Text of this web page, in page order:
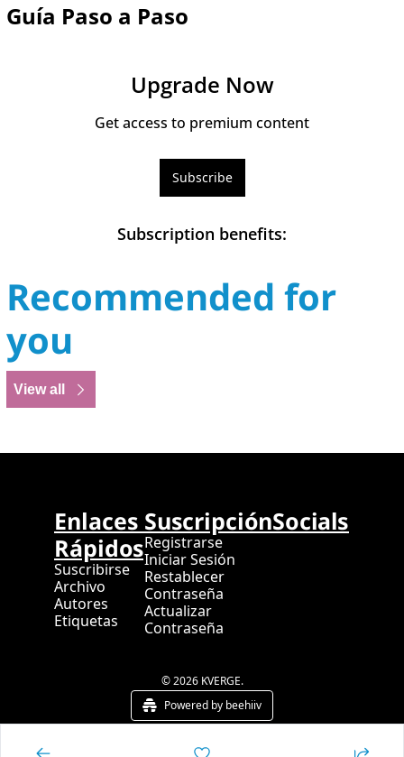
Guía Paso a Paso
Upgrade Now
Get access to premium content
Subscribe
Subscription benefits:
Recommended for
you
View all
Enlaces
Rápidos
Suscribirse
Archivo
Autores
Etiquetas
Suscripción
Registrarse
Iniciar Sesión
Restablecer
Contraseña
Actualizar
Contraseña
Socials
© 2026 KVERGE.
Powered by beehiiv